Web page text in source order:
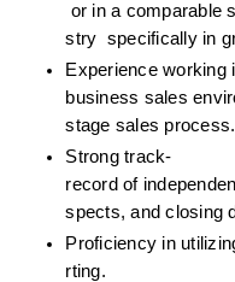
or in a comparable
stry  specifically in
Experience working
business sales
stage sales process.
Strong track-
record of
spects, and closing
Proficiency in
rting.